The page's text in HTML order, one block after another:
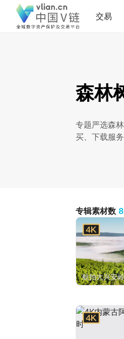
交易
森林
专题严选森
买、下载服务
专辑素材数
航拍大兴安
0